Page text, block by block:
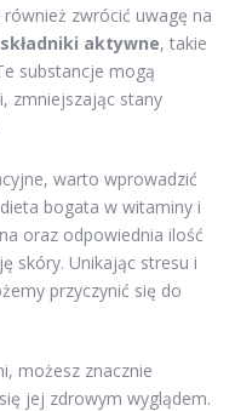
zwrócić uwagę na
aktywne, takie
substancje mogą
zmniejszając stany
warto wprowadzić
bogata w witaminy i
oraz odpowiednia ilość
skóry. Unikając stresu i
przyczynić się do
możesz znacznie
jej zdrowym wyglądem.